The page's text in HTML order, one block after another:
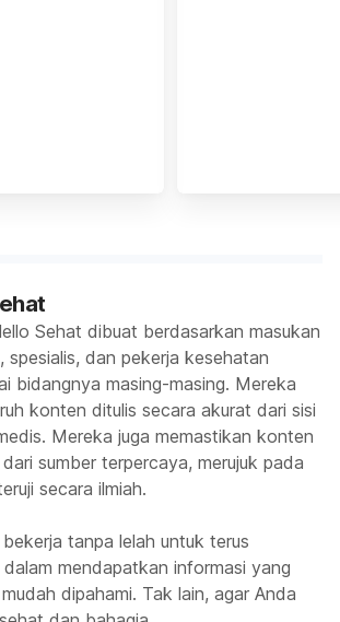
Sehat dibuat berdasarkan masukan
spesialis, dan pekerja kesehatan
bidangnya masing-masing. Mereka
konten ditulis secara akurat dari sisi
Mereka juga memastikan konten
sumber terpercaya, merujuk pada
secara ilmiah.
tanpa lelah untuk terus
mendapatkan informasi yang
dipahami. Tak lain, agar Anda